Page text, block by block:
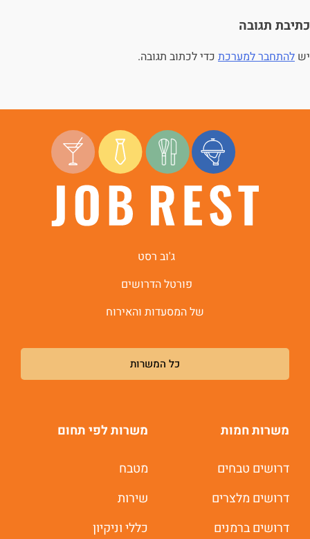
כתיבת תגובה
יש להתחבר למערכת כדי לכתוב תגובה.
ג'וב רסט
פורטל הדרושים
של המסעדות והאירוח
כל המשרות
משרות חמות
דרושים טבחים
דרושים מלצרים
דרושים ברמנים
משרות לפי תחום
מטבח
שירות
כללי וניקיון